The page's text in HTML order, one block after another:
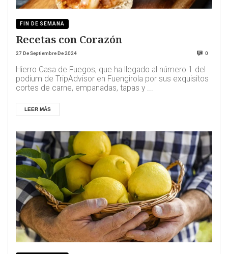
FIN DE SEMANA
Recetas con Corazón
27 De Septiembre De 2024 0
Hierro Casa de Fuegos, que ha llegado al número 1 del
podium de TripAdvisor en Fuengirola por sus exquisitos
cortes de carne, empanadas, tapas y ...
LEER MÁS